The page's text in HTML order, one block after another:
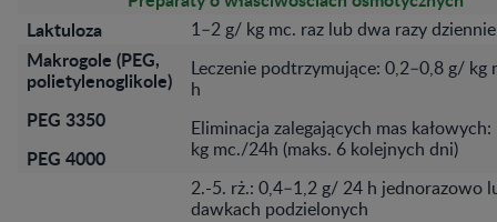
Laktuloza
1–2 g/ kg mc. raz lub dwa razy dziennie
Makrogole (PEG,
polietylenoglikole)
PEG 3350
PEG 4000
Leczenie podtrzymujące: 0,2–0,8 g/ kg
h
Eliminacja zalegających mas
kg mc./24h (maks. 6 kolejnych dni)
2.-5. rż.: 0,4–1,2 g/ 24 h jednorazowo
dawkach podzielonych